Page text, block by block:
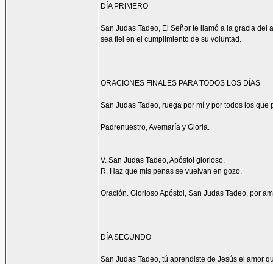
DÍA PRIMERO
San Judas Tadeo, El Señor te llamó a la gracia
sea fiel en el cumplimiento de su voluntad.
ORACIONES FINALES PARA TODOS LOS DÍAS
San Judas Tadeo, ruega por mí y por todos los que
Padrenuestro, Avemaría y Gloria.
V. San Judas Tadeo, Apóstol glorioso.
R. Haz que mis penas se vuelvan en gozo.
Oración. Glorioso Apóstol, San Judas Tadeo, por
DÍA SEGUNDO
San Judas Tadeo, tú aprendiste de Jesús el amor